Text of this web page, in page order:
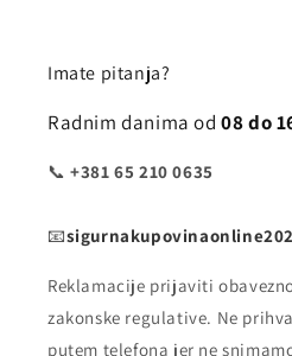
Imate pitanja?
Radnim danima od08 do
📞+381 65 210 0635
📧
Reklamacije prijaviti
zakonske regulative. Ne
putem telefona jer ne